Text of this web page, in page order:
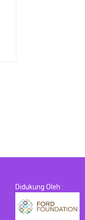
Didukung Oleh :